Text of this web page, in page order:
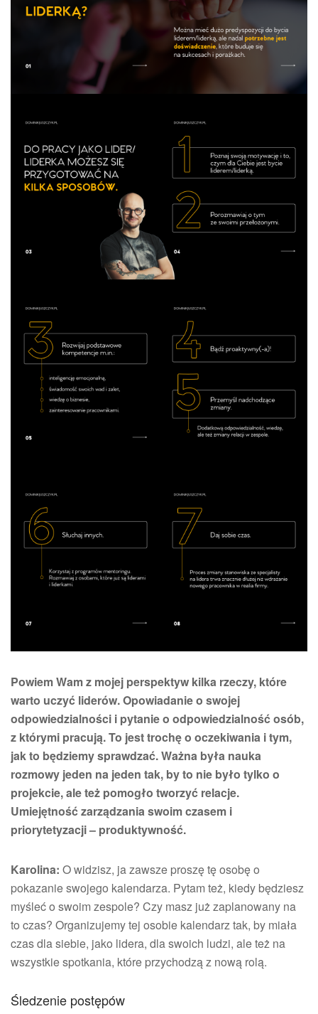
Powiem Wam z mojej perspektyw kilka rzeczy, które
warto uczyć liderów. Opowiadanie o swojej
odpowiedzialności i pytanie o odpowiedzialność osób,
z którymi pracują. To jest trochę o oczekiwania i tym,
jak to będziemy sprawdzać. Ważna była nauka
rozmowy jeden na jeden tak, by to nie było tylko o
projekcie, ale też pomogło tworzyć relacje.
Umiejętność zarządzania swoim czasem i
priorytetyzacji – produktywność.
Karolina: O widzisz, ja zawsze proszę tę osobę o
pokazanie swojego kalendarza. Pytam też, kiedy będziesz
myśleć o swoim zespole? Czy masz już zaplanowany na
to czas? Organizujemy tej osobie kalendarz tak, by miała
czas dla siebie, jako lidera, dla swoich ludzi, ale też na
wszystkie spotkania, które przychodzą z nową rolą.
Śledzenie postępów